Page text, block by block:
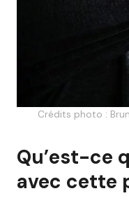
Crédits photo :
Qu’est-ce
avec cette